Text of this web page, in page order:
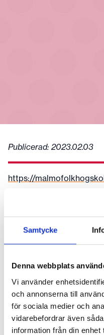
Samtycke
Denna webbplats
Vi använder
och annonserna till
för sociala medier och
vidarebefordrar även
information från din
Publicerad: 2023.02.03
https://
Fler nyheter
2026.06.24
Startdatum för
2026.04.02
Vill du arbeta inom film?
Filmarbetarutbildning –